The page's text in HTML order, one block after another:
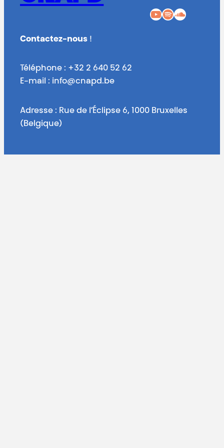
YouTube Spotify SoundCloud
Contactez-nous !
Téléphone : +32 2 640 52 62
E-mail : info@cnapd.be
Adresse : Rue de l’Éclipse 6, 1000 Bruxelles
(Belgique)